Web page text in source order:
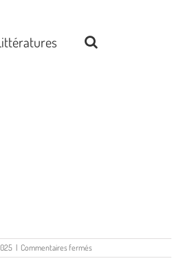
| Commentaires ferméssur
Andreas